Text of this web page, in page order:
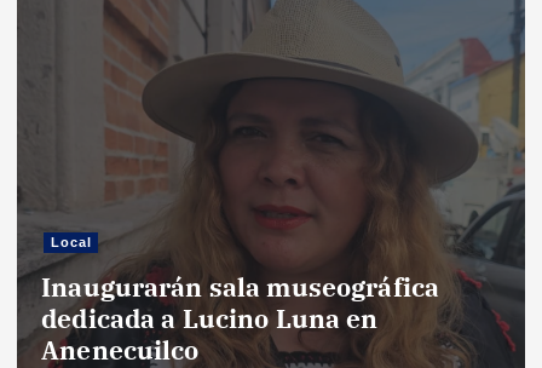
Local
Inaugurarán sala museográfica
dedicada a Lucino Luna en
Anenecuilco